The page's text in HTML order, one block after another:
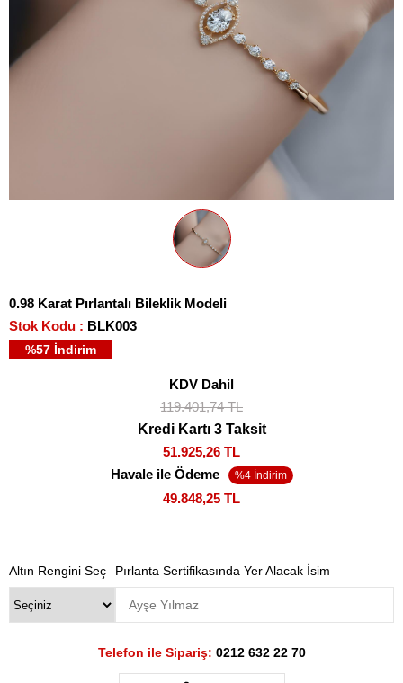
0.98 Karat Pırlantalı Bileklik Modeli
Stok Kodu
BLK003
%57 İndirim
KDV Dahil
119.401,74 TL
Kredi Kartı 3 Taksit
51.925,26 TL
Havale ile Ödeme
49.848,25 TL
Altın Rengini Seç Pırlanta Sertifikasında Yer Alacak İsim
Telefon ile Sipariş: 0212 632 22 70